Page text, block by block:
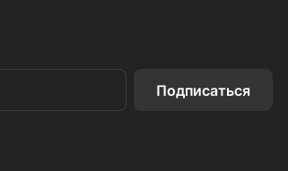
Подписаться